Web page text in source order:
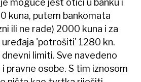
moguće jest otići u banku i
kuna, putem bankomata
ili ne rade) 2000 kuna i za
uređaja 'potrošiti' 1280 kn.
limiti. Sve navedeno
pravne osobe. S tim iznosom